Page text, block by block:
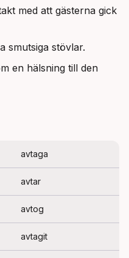
med att gästerna gick
smutsiga stövlar.
en hälsning till den
avtaga
avtar
avtog
avtagit